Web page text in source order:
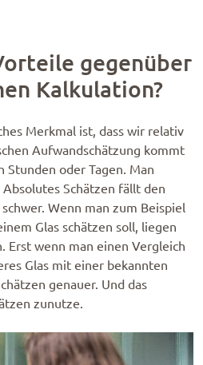
gegenüber
Kalkulation?
Merkmal ist, dass wir relativ
Aufwandschätzung kommt
Stunden oder Tagen. Man
Schätzen fällt den
Wenn man zum Beispiel
Glas schätzen soll, liegen
Erst wenn man einen Vergleich
Glas mit einer bekannten
genauer. Und das
zunutze.